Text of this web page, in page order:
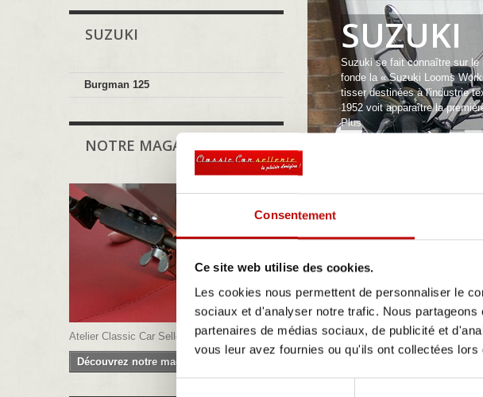
Consentement
Ce site web utilise des cookies.
Les cookies nous permettent de personnaliser le
sociaux et d'analyser notre trafic. Nous
partenaires de médias sociaux, de publicité et
vous leur avez fournies ou qu'ils ont collectées
SUZUKI
Burgman 125
NOTRE MAGASIN
Atelier Classic Car Sellerie
Découvrez notre magasin
SUZUKI
Suzuki se fait connaître sur le
fonde la « Suzuki Looms
tisser destinées à l'industrie
1952 voit apparaître la
Plus